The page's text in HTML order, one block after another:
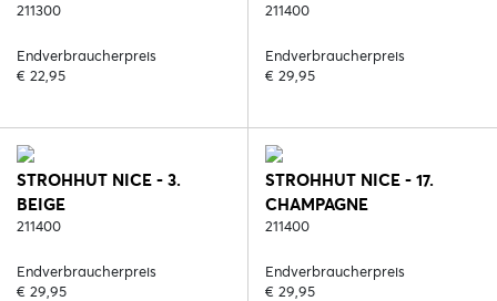
211300
Endverbraucherpreis
€ 22,95
211400
Endverbraucherpreis
€ 29,95
STROHHUT NICE - 3.
BEIGE
211400
Endverbraucherpreis
€ 29,95
STROHHUT NICE - 17.
CHAMPAGNE
211400
Endverbraucherpreis
€ 29,95